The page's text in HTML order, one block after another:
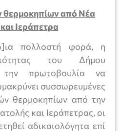
θερμοκηπίων από Νέα
Ιεράπετρα
πολλοστή φορά, η
του Δήμου
την πρωτοβουλία να
συσσωρευμένες
θερμοκηπίων από την
και Ιεράπετρας, οι
αδικαιολόγητα επί